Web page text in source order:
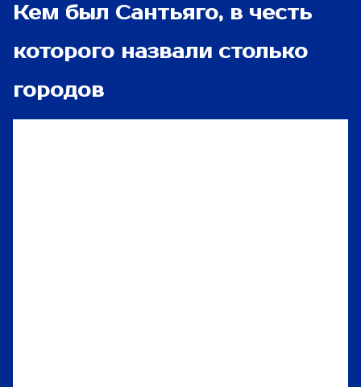
Кем был Сантьяго, в честь
которого назвали столько
городов